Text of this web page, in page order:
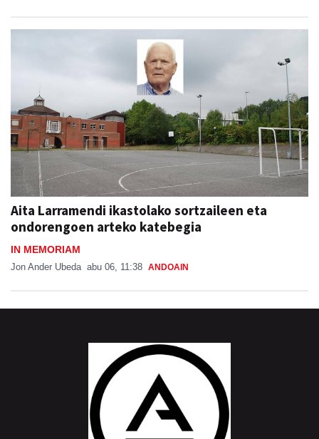
Aita Larramendi ikastolako sortzaileen eta
ondorengoen arteko katebegia
IN MEMORIAM
Jon Ander Ubeda abu 06, 11:38 ANDOAIN